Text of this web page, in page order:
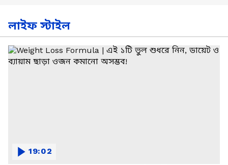
লাইফ স্টাইল
19:02